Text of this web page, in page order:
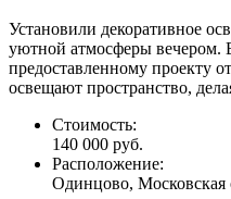
Установили декоративное
уютной атмосферы вечером.
предоставленному проекту
освещают пространство,
Стоимость:
140 000 руб.
Расположение:
Одинцово, Московская